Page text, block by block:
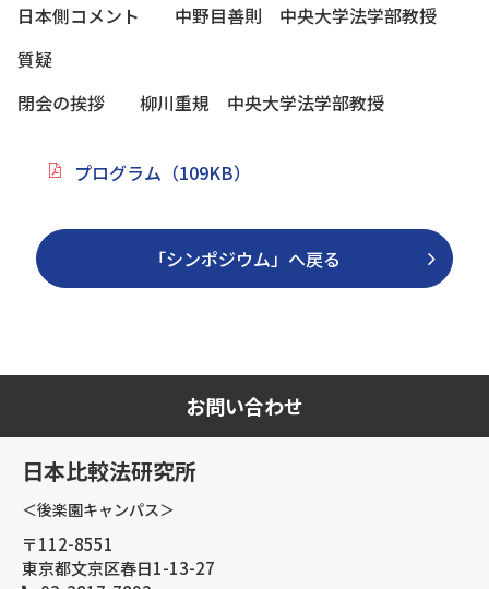
日本側コメント 中野目善則 中央大学法学部教授
質疑
閉会の挨拶 柳川重規 中央大学法学部教授
プログラム（109KB）
「シンポジウム」へ戻る
お問い合わせ
日本比較法研究所
＜後楽園キャンパス＞
〒112-8551
東京都文京区春日1-13-27